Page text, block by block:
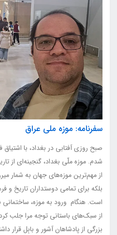
سفرنامه: موزه ملی عراق
صبح روزی آفتابی در بغداد، با
شدم. موزه ملّی بغداد، گنجینه‌ای از
از مهم‌ترین موزه‌های جهان به شمار
بلکه برای تمامی دوستداران تاریخ
است. هنگام ورود به موزه، ساختمانی
از سبک‌های باستانی توجه مرا جلب
بزرگی از پادشاهان آشور و بابِل قرار